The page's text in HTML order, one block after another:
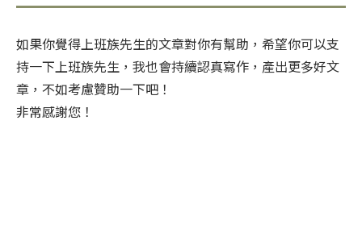
如果你覺得上班族先生的文章對你有幫助，希望你可以支
持一下上班族先生，我也會持續認真寫作，產出更多好文
章，不如考慮贊助一下吧！
非常感謝您！